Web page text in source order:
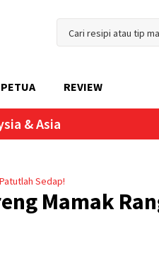
REVIEW
& Asia
Sedap!
Mamak